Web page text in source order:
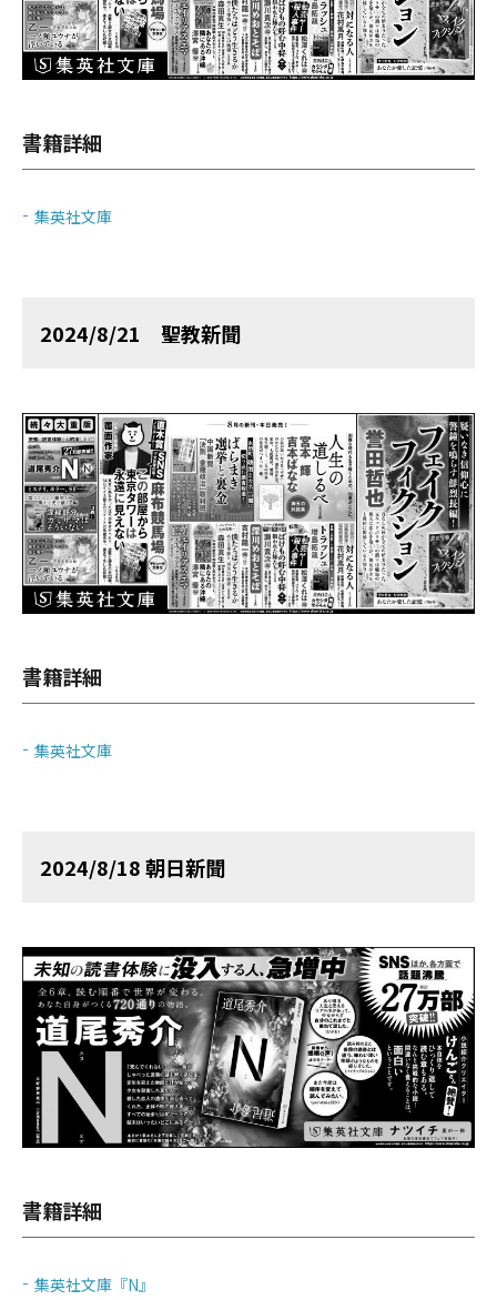
書籍詳細
集英社文庫
2024/8/21 聖教新聞
書籍詳細
集英社文庫
2024/8/18 朝日新聞
書籍詳細
集英社文庫『N』